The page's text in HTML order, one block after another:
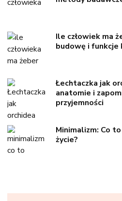
Ile człowiek ma
budowę i
Łechtaczka jak
anatomie i
przyjemności
Minimalizm: Co
życie?